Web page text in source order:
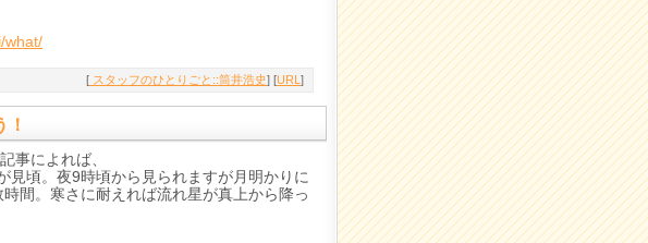
what/
[ スタッフのひとりごと::筒井浩史] [URL ]
事によれば、
見頃。夜9時頃から見られますが月明かりに
間。寒さに耐えれば流れ星が真上から降っ